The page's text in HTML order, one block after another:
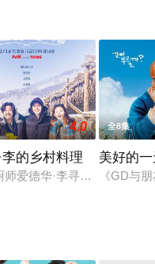
为迎接10周年而出发的两
4.0
李的乡村料理
师爱德华·李寻找令人难以
全8集
美好的
《GD与